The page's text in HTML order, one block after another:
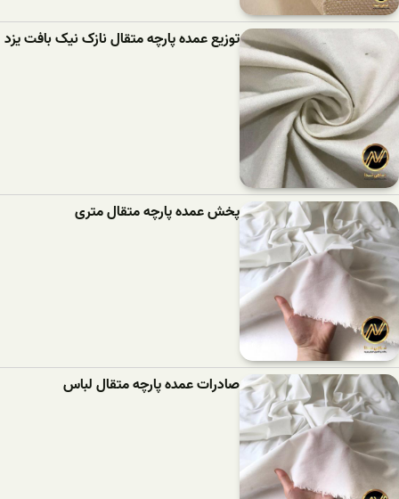
توزیع عمده پارچه متقال نازک نیک بافت یزد
پخش عمده پارچه متقال متری
صادرات عمده پارچه متقال لباس